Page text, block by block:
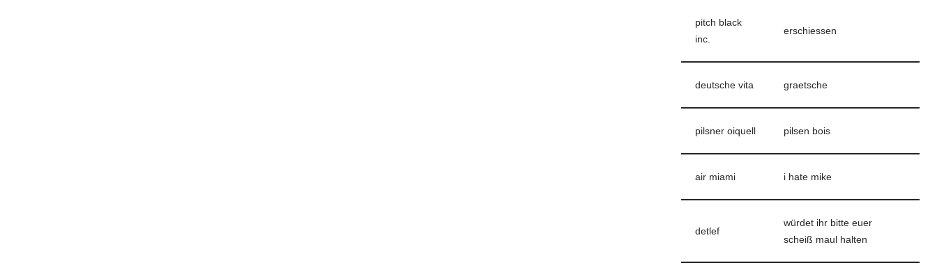
pitch black
inc.
erschiessen
deutsche vita graetsche
pilsner oiquell pilsen bois
air miami i hate mike
detlef
würdet ihr bitte euer
scheiß maul halten